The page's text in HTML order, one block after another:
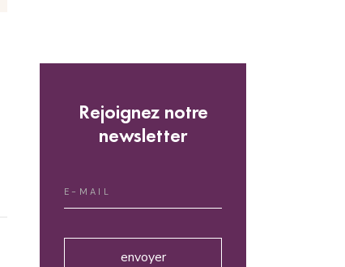
Rejoignez notre
newsletter
envoyer